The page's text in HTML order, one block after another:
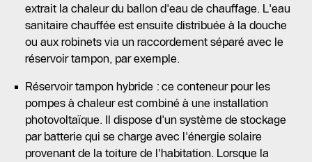
extrait la chaleur du ballon d'eau de chauffage. L'eau
sanitaire chauffée est ensuite distribuée à la douche
ou aux robinets via un raccordement séparé avec le
réservoir tampon, par exemple.
Réservoir tampon hybride : ce conteneur pour les
pompes à chaleur est combiné à une installation
photovoltaïque. Il dispose d'un système de stockage
par batterie qui se charge avec l'énergie solaire
provenant de la toiture de l'habitation. Lorsque la